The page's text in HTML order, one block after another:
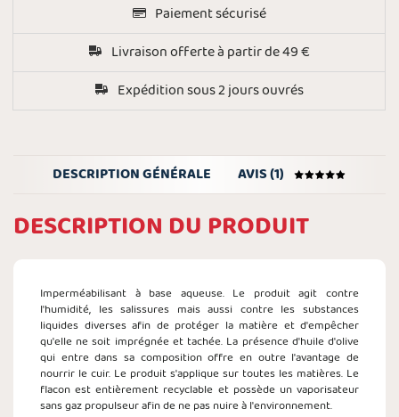
Paiement sécurisé
Livraison offerte à partir de 49 €
Expédition sous 2 jours ouvrés
DESCRIPTION GÉNÉRALE AVIS (1)
DESCRIPTION DU PRODUIT
Imperméabilisant à base aqueuse. Le produit agit contre
l'humidité, les salissures mais aussi contre les substances
liquides diverses afin de protéger la matière et d'empêcher
qu'elle ne soit imprégnée et tachée. La présence d'huile d'olive
qui entre dans sa composition offre en outre l'avantage de
nourrir le cuir. Le produit s'applique sur toutes les matières. Le
flacon est entièrement recyclable et possède un vaporisateur
sans gaz propulseur afin de ne pas nuire à l'environnement.